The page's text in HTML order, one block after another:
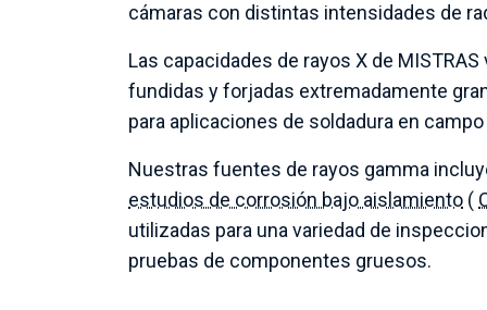
cámaras con distintas intensidades de
Las capacidades de rayos X de
fundidas y forjadas extremadamente
para aplicaciones de soldadura en
Nuestras fuentes de rayos gamma
estudios de corrosión bajo aislamiento (
utilizadas para una variedad de
pruebas de componentes gruesos.